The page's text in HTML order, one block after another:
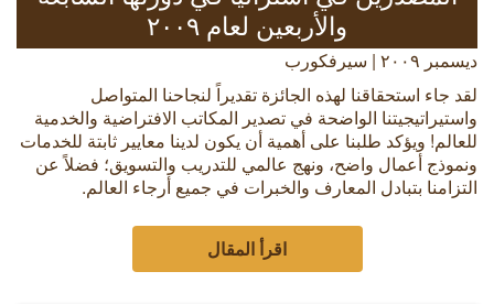
والأربعين لعام ٢٠٠٩
ديسمبر ٢٠٠٩ | سيرفكورب
لقد جاء استحقاقنا لهذه الجائزة تقديراً لنجاحنا المتواصل
واستيراتيجيتنا الواضحة في تصدير المكاتب الافتراضية والخدمية
للعالم! ويؤكد طلبنا على أهمية أن يكون لدينا معايير ثابتة للخدمات
ونموذج أعمال واضح، ونهج عالمي للتدريب والتسويق؛ فضلاً عن
التزامنا بتبادل المعارف والخبرات في جميع أرجاء العالم.
اقرأ المقال